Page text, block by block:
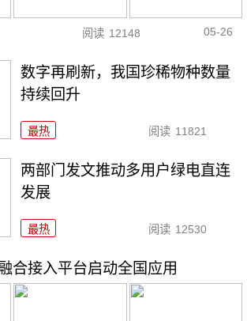
阅读 12148 05-26
数字再刷新，我国珍稀物种数量
持续回升
最热 阅读 11821
两部门发文推动多用户绿电直连
发展
最热 阅读 12530
合接入平台启动全国应用